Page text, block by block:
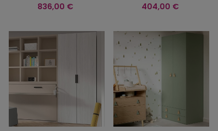
Precio
836,00 € Precio
404,00 €